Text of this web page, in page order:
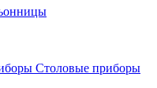
Cтоловые приборы